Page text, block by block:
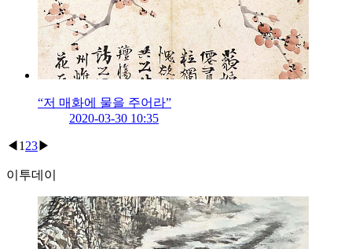
“저 매화에 물을 주어라”
2020-03-30 10:35
◀ 1 23▶
이투데이